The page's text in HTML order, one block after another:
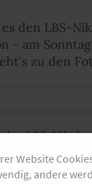
den LBS-
- am
zu den
den LBS-
die
Sonntag fiel
Website
andere